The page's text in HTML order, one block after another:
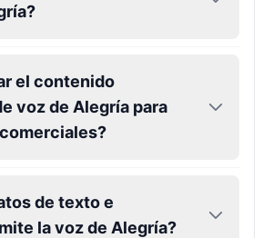
el contenido
voz de Alegría para
de texto e
la voz de Alegría?